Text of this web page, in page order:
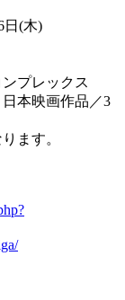
日(木)
プレックス
本映画作品／3
ます。